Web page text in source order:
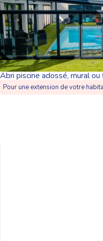
Abri piscine adossé, mural ou
Pour une extension de votre